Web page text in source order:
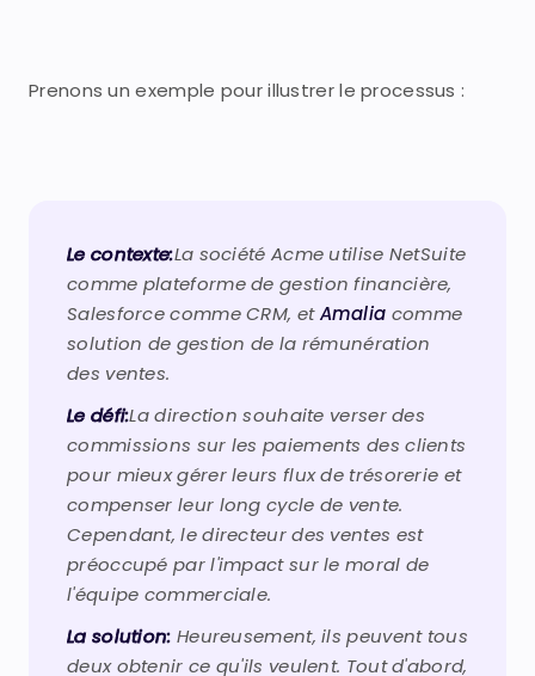
Prenons un exemple pour illustrer le processus :
Le contexte:La société Acme utilise NetSuite
comme plateforme de gestion financière,
Salesforce comme CRM, etAmalia comme
solution de gestion de la rémunération
des ventes.
Le défi:La direction souhaite verser des
commissions sur les paiements des clients
pour mieux gérer leurs flux de trésorerie et
compenser leur long cycle de vente.
Cependant, le directeur des ventes est
préoccupé par l'impact sur le moral de
l'équipe commerciale.
La solution: Heureusement, ils peuvent tous
deux obtenir ce qu'ils veulent. Tout d'abord,